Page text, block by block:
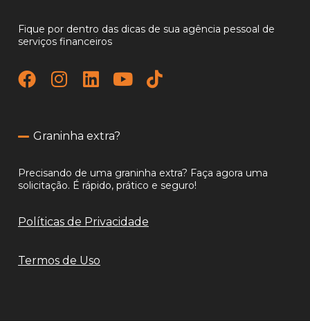
Fique por dentro das dicas de sua agência pessoal de
serviços financeiros
Graninha extra?
Precisando de uma graninha extra? Faça agora uma
solicitação. É rápido, prático e seguro!
Políticas de Privacidade
Termos de Uso